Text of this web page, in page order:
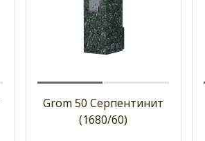
Grom 50 Cерпентинит
(1680/60)